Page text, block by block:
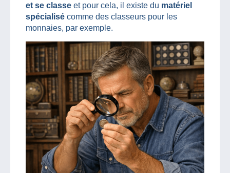
et se classe et pour cela, il existe du matériel
spécialisé comme des classeurs pour les
monnaies, par exemple.